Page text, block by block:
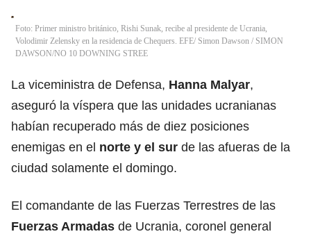
Foto: Primer ministro británico, Rishi Sunak, recibe al presidente de Ucrania,
Volodimir Zelensky en la residencia de Chequers. EFE/ Simon Dawson / SIMON
DAWSON/NO 10 DOWNING STREE
La viceministra de Defensa, Hanna Malyar,
aseguró la víspera que las unidades ucranianas
habían recuperado más de diez posiciones
enemigas en el norte y el sur de las afueras de la
ciudad solamente el domingo.
El comandante de las Fuerzas Terrestres de las
Fuerzas Armadas de Ucrania, coronel general